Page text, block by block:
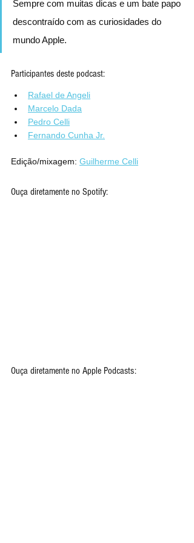
Sempre com muitas dicas e um bate papo
descontraído com as curiosidades do
mundo Apple.
Participantes deste podcast:
Rafael de Angeli
Marcelo Dada
Pedro Celli
Fernando Cunha Jr.
Edição/mixagem: Guilherme Celli
Ouça diretamente no Spotify:
Ouça diretamente no Apple Podcasts: